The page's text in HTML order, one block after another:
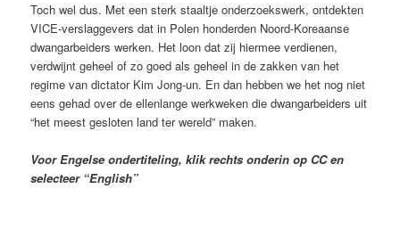
Toch wel dus. Met een sterk staaltje onderzoekswerk, ontdekten
VICE-verslaggevers dat in Polen honderden Noord-Koreaanse
dwangarbeiders werken. Het loon dat zij hiermee verdienen,
verdwijnt geheel of zo goed als geheel in de zakken van het
regime van dictator Kim Jong-un. En dan hebben we het nog niet
eens gehad over de ellenlange werkweken die dwangarbeiders uit
“het meest gesloten land ter wereld” maken.
Voor Engelse ondertiteling, klik rechts onderin op CC en
selecteer “English”